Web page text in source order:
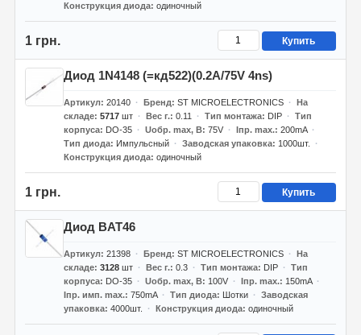
Конструкция диода одиночный
1 грн. Купить
Диод 1N4148 (=кд522)(0.2A/75V 4ns)
Артикул 20140 Бренд ST MICROELECTRONICS
На
складе 5717шт Вес г. 0.11 Тип монтажа DIP
Тип
корпуса
DO-35 Uобр. max, В 75V Iпр. max. 200mA
Тип диода
Импульсный Заводская упаковка
1000шт.
Конструкция диода одиночный
1 грн. Купить
Диод BAT46
Артикул 21398 Бренд ST MICROELECTRONICS
На
складе 3128шт Вес г. 0.3 Тип монтажа DIP
Тип
корпуса
DO-35 Uобр. max, В 100V Iпр. max.
150mA
Iпр. имп. max. 750mA Тип диода Шотки
Заводская
упаковка 4000шт. Конструкция диода одиночный